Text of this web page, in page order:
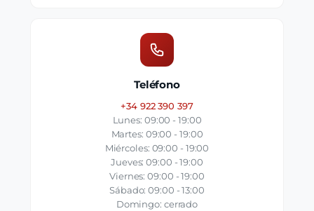
Teléfono
+34 922 390 397
Lunes: 09:00 - 19:00
Martes: 09:00 - 19:00
Miércoles: 09:00 - 19:00
Jueves: 09:00 - 19:00
Viernes: 09:00 - 19:00
Sábado: 09:00 - 13:00
Domingo: cerrado